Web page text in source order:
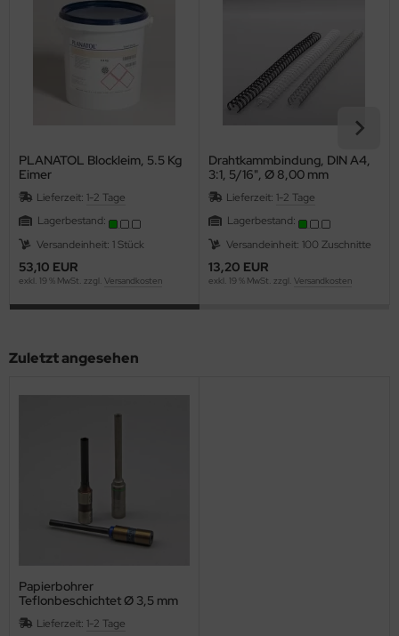
PLANATOL Blockleim, 5.5 Kg
Eimer
Lieferzeit: 1-2 Tage
Lagerbestand:
Versandeinheit: 1 Stück
53,10 EUR
exkl. 19 % MwSt. zzgl. Versandkosten
Drahtkammbindung, DIN A4,
3:1, 5/16", Ø 8,00 mm
Lieferzeit: 1-2 Tage
Lagerbestand:
Versandeinheit: 100 Zuschnitte
13,20 EUR
exkl. 19 % MwSt. zzgl. Versandkosten
Zuletzt angesehen
Papierbohrer
Teflonbeschichtet Ø 3,5 mm
Lieferzeit: 1-2 Tage